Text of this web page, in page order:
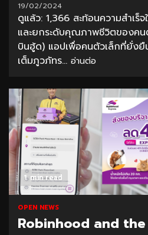
19/02/2024
ดูแล้ว: 1,366 สะท้อนความสำเร็
และยกระดับคุณภาพชีวิตของคน
บินฮู้ด) แอปเพื่อคนตัวเล็กที่ยั่ง
เต็มภูวภัทร... อ่านต่อ
1 min read
OPEN NEWS
Robinhood and